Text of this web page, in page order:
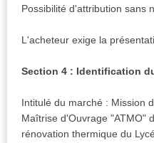
Possibilité d'attribution sans
L'acheteur exige la
Section 4 : Identification
Intitulé du marché : Mission
Maîtrise d'Ouvrage "ATMO"
rénovation thermique du